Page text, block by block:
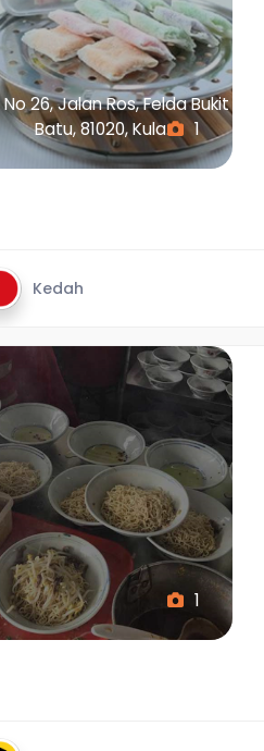
No 26, Jalan Ros, Felda Bukit
Batu, 81020, Kula...
1
Kedah
1